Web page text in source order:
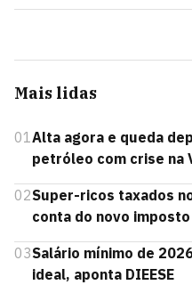
Mais lidas
01Alta agora e queda
petróleo com crise na
02Super-ricos taxados
conta do novo imposto
03Salário mínimo de
ideal, aponta DIEESE